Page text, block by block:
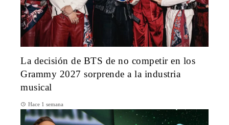
La decisión de BTS de no competir en los
Grammy 2027 sorprende a la industria
musical
Hace 1 semana